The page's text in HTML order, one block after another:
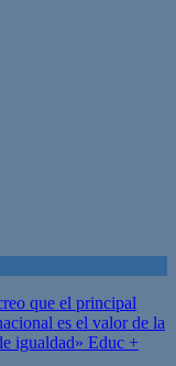
que el principal
es el valor de la
igualdad» Educ +